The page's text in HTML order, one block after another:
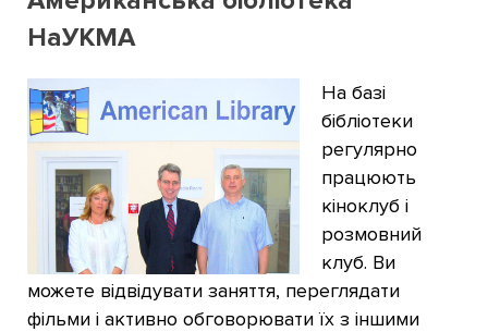
НаУКМА
На базі
бібліотеки
регулярно
працюють
кіноклуб і
розмовний
клуб. Ви
можете відвідувати заняття, переглядати
фільми і активно обговорювати їх з іншими